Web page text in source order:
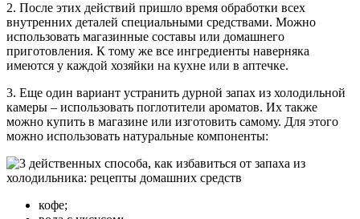
2. После этих действий пришло время обработки всех
внутренних деталей специальными средствами. Можно
использовать магазинные составы или домашнего
приготовления. К тому же все ингредиенты наверняка
имеются у каждой хозяйки на кухне или в аптечке.
3. Еще один вариант устранить дурной запах из холодильной
камеры – использовать поглотители ароматов. Их также
можно купить в магазине или изготовить самому. Для этого
можно использовать натуральные компоненты:
кофе;